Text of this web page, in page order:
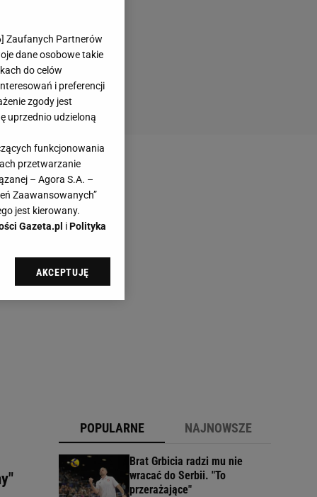
POPULARNE NAJNOWSZE
Brat Grbicia radzi mu nie
wracać do Serbii. "To
przerażające"
] Zaufanych Partnerów
dane osobowe takie
do celów
i preferencji
zgody jest
uprzednio udzieloną
funkcjonowania
przetwarzanie
– Agora S.A. –
Zaawansowanych”
jest kierowany.
Gazeta.pl iPolityka
sp. z o.o., jej
swoje preferencje
AKCEPTUJĘ